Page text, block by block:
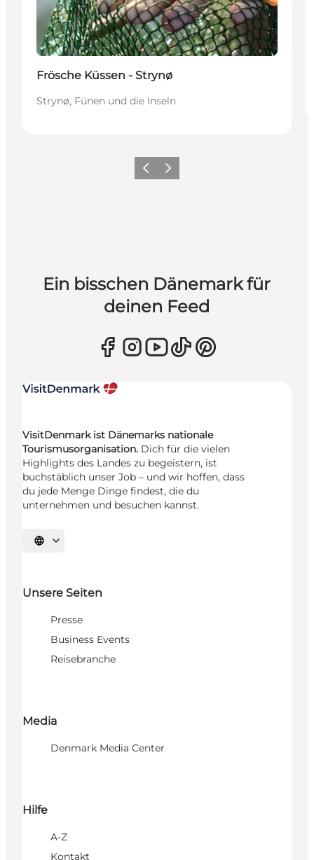
Frösche Küssen - Strynø
Strynø, Fünen und die Inseln
ZurückWeiter
Ein bisschen Dänemark für
deinen Feed
VisitDenmark ist Dänemarks nationale
Tourismusorganisation. Dich für die vielen
Highlights des Landes zu begeistern, ist
buchstäblich unser Job – und wir hoffen, dass
du jede Menge Dinge findest, die du
unternehmen und besuchen kannst.
Sprache auswählen
Unsere Seiten
Presse
Business Events
Reisebranche
Media
Denmark Media Center
Hilfe
A-Z
Kontakt